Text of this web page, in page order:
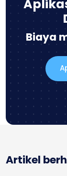
Biaya
Artikel